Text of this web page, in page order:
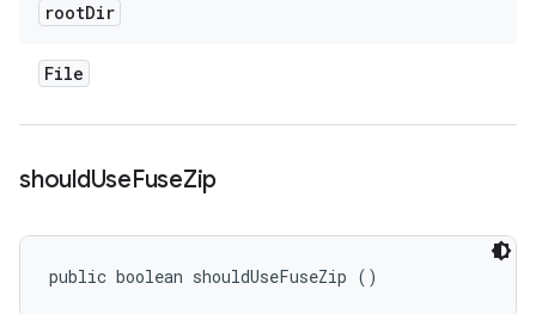
rootDir
File
shouldUseFuseZip
public boolean shouldUseFuseZip ()